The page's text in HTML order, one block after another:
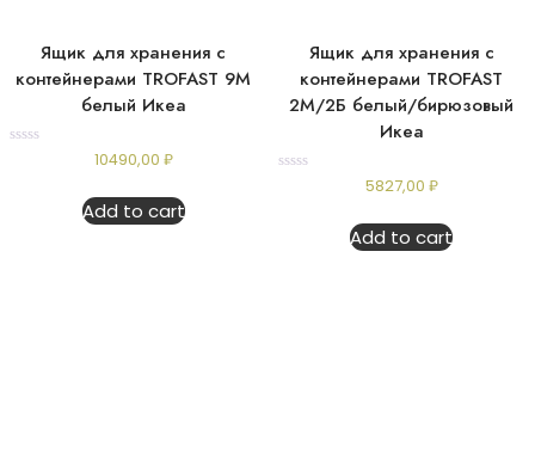
Ящик для хранения с
контейнерами TROFAST 9М
белый Икеа
10490,00 ₽
Add to cart
Ящик для хранения с
контейнерами TROFAST
2М/2Б белый/бирюзовый
Икеа
5827,00 ₽
Add to cart